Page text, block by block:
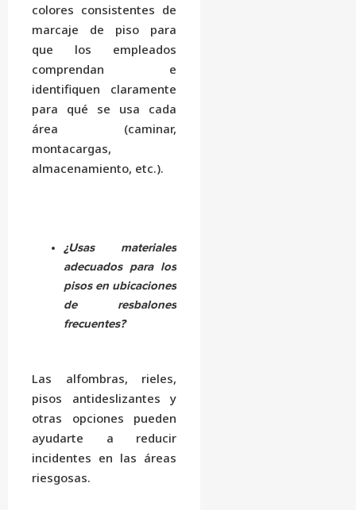
colores consistentes de
marcaje de piso para
que los empleados
comprendan e
identifiquen claramente
para qué se usa cada
área (caminar,
montacargas,
almacenamiento, etc.).
¿Usas materiales
adecuados para los
pisos en ubicaciones
de resbalones
frecuentes?
Las alfombras, rieles,
pisos antideslizantes y
otras opciones pueden
ayudarte a reducir
incidentes en las áreas
riesgosas.